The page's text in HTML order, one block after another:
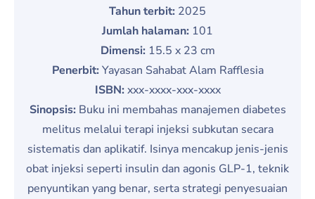
Tahun terbit: 2025
Jumlah halaman: 101
Dimensi:15.5 x 23 cm
Penerbit:Yayasan Sahabat Alam Rafflesia
ISBN:xxx-xxxx-xxx-xxxx
Sinopsis: Buku ini membahas manajemen diabetes
melitus melalui terapi injeksi subkutan secara
sistematis dan aplikatif. Isinya mencakup jenis-jenis
obat injeksi seperti insulin dan agonis GLP-1, teknik
penyuntikan yang benar, serta strategi penyesuaian